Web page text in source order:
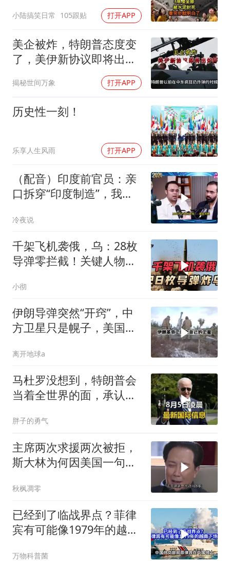
小陆搞笑日常 105跟贴 打开APP
美企被炸，特朗普态度变
了，美伊新协议即将出
炉？又被中方说中了
揭秘世间万象 打开APP
历史性一刻！
乐享人生风雨 打开APP
（配音）印度前官员：亲
口拆穿“印度制造”，我们
正的工业制造
冷夜说
千架飞机袭俄，乌：28枚
导弹零拦截！关键人物被
小彻
伊朗导弹突然“开窍”，中
方卫星只是幌子，美国真
离开地球a
马杜罗没想到，特朗普会
当着全世界的面，承认一
胖子的勇气
主席两次求援两次被拒，
斯大林为何因美国一句话
秋枫凋零
已经到了临战界点？菲律
宾有可能像1979年的越南
万物科普菌